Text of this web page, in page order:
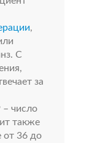
,
С
за
– число
также
от 36 до